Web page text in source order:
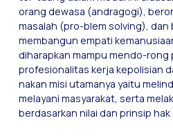
orang dewasa (andragogi),
masalah (pro-blem solving),
membangun empati
diharapkan mampu mendo-
profesionalitas kerja kepolisian
nakan misi utamanya yaitu
melayani masyarakat, serta
berdasarkan nilai dan prinsip hak